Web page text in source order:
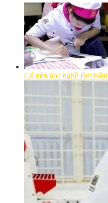
Có nên học nghề làm